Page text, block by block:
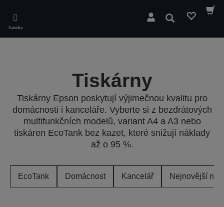
main
content
Nabídka
Hledat
Tiskárny
Tiskárny Epson poskytují výjimečnou kvalitu pro
domácnosti i kanceláře. Vyberte si z bezdrátových
multifunkčních modelů, variant A4 a A3 nebo
tiskáren EcoTank bez kazet, které snižují náklady
až o 95 %.
EcoTank Domácnost Kancelář Nejnovější